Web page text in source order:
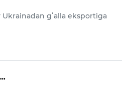
Ukrainadan gʻalla eksportiga